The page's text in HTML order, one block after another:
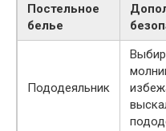
Постельное
белье
Пододеяльник